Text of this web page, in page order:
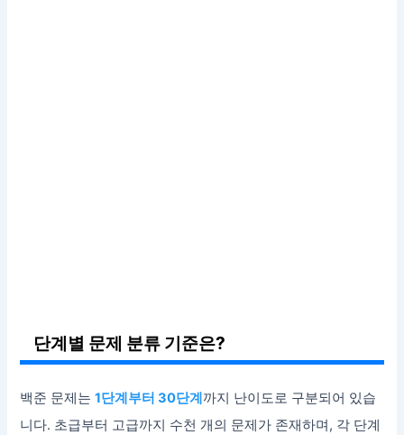
단계별 문제 분류 기준은?
백준 문제는1단계부터 30단계 까지 난이도로 구분되어 있습
니다. 초급부터 고급까지 수천 개의 문제가 존재하며, 각 단계